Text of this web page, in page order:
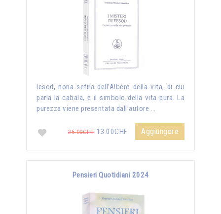
Iesod, nona sefira dell’Albero della vita, di cui
parla la cabala, è il simbolo della vita pura. La
purezza viene presentata dall'autore …
26.00CHF 13.00CHF Aggiungere
Pensieri Quotidiani 2024